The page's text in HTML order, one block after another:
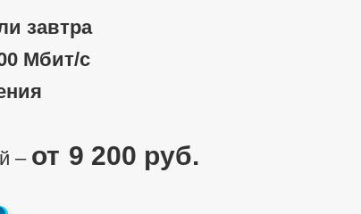
завтра
Мбит/c
‒
9 200 руб.